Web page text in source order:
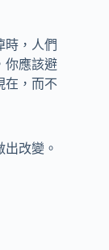
時，人們
你應該避
在，而不
改變。